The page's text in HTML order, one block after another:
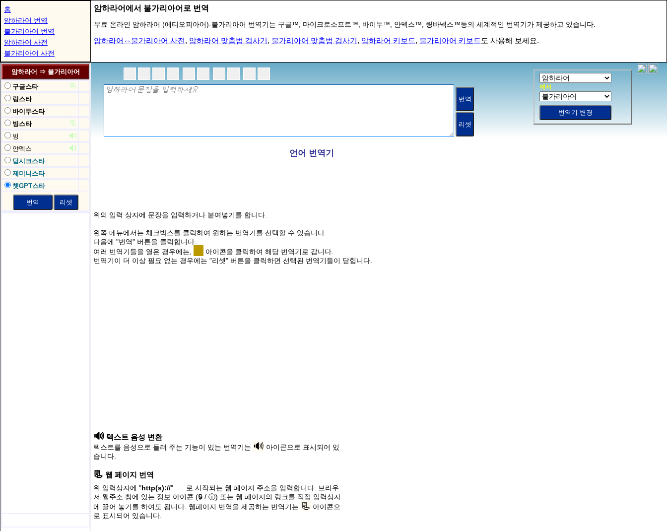
홈
암하라어 번역
불가리아어 번역
암하라어 사전
불가리아어 사전
암하라어에서 불가리아어로 번역
무료 온라인 암하라어 (에티오피아어)-불가리아어 번역기는 구글™, 마이크로소프트™, 바이두™, 얀덱스™, 링바넥스™등의 세계적인 번역기가 제공하고 있습니다.
암하라어⇔불가리아어 사전, 암하라어 맞춤법 검사기, 불가리아어 맞춤법 검사기, 암하라어 키보드, 불가리아어 키보드 도 사용해 보세요.